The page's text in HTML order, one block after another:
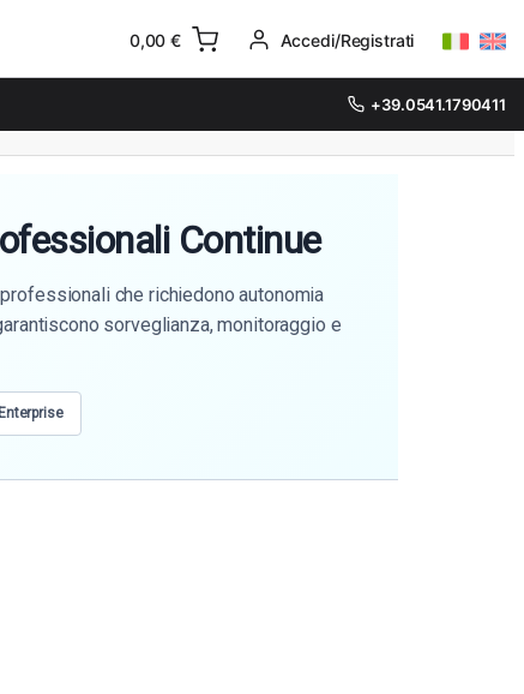
0,00€ Accedi/Registrati
+39.0541.1790411
Continue
che richiedono autonomia
sorveglianza, monitoraggio e